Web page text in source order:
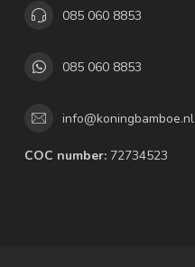
085 060 8853
085 060 8853
info@koningbamboe.nl
COC number: 72734523